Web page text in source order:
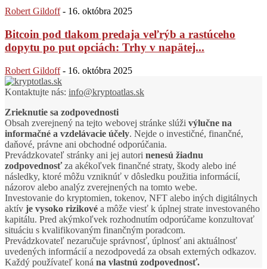
Robert Gildoff - 16. októbra 2025
Bitcoin pod tlakom predaja veľrýb a rastúceho
dopytu po put opciách: Trhy v napätej...
Robert Gildoff - 16. októbra 2025
Kontaktujte nás: info@kryptoatlas.sk
Zrieknutie sa zodpovednosti
Obsah zverejnený na tejto webovej stránke slúži výlučne na
informačné a vzdelávacie účely. Nejde o investičné, finančné,
daňové, právne ani obchodné odporúčania.
Prevádzkovateľ stránky ani jej autori nenesú žiadnu
zodpovednosťza akékoľvek finančné straty, škody alebo iné
následky, ktoré môžu vzniknúť v dôsledku použitia informácií,
názorov alebo analýz zverejnených na tomto webe.
Investovanie do kryptomien, tokenov, NFT alebo iných digitálnych
aktív je vysoko rizikové a môže viesť k úplnej strate investovaného
kapitálu. Pred akýmkoľvek rozhodnutím odporúčame konzultovať
situáciu s kvalifikovaným finančným poradcom.
Prevádzkovateľ nezaručuje správnosť, úplnosť ani aktuálnosť
uvedených informácií a nezodpovedá za obsah externých odkazov.
Každý používateľ koná na vlastnú zodpovednosť.